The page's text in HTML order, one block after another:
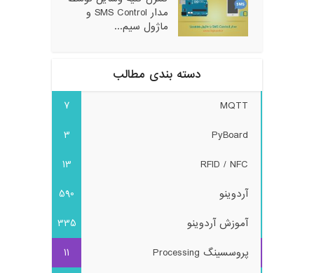
مدار SMS Control و
ماژول سیم...
دسته بندی مطالب
MQTT
7
PyBoard
3
RFID / NFC
13
آردوینو
590
آموزش آردوینو
335
پروسسینگ Processing
11